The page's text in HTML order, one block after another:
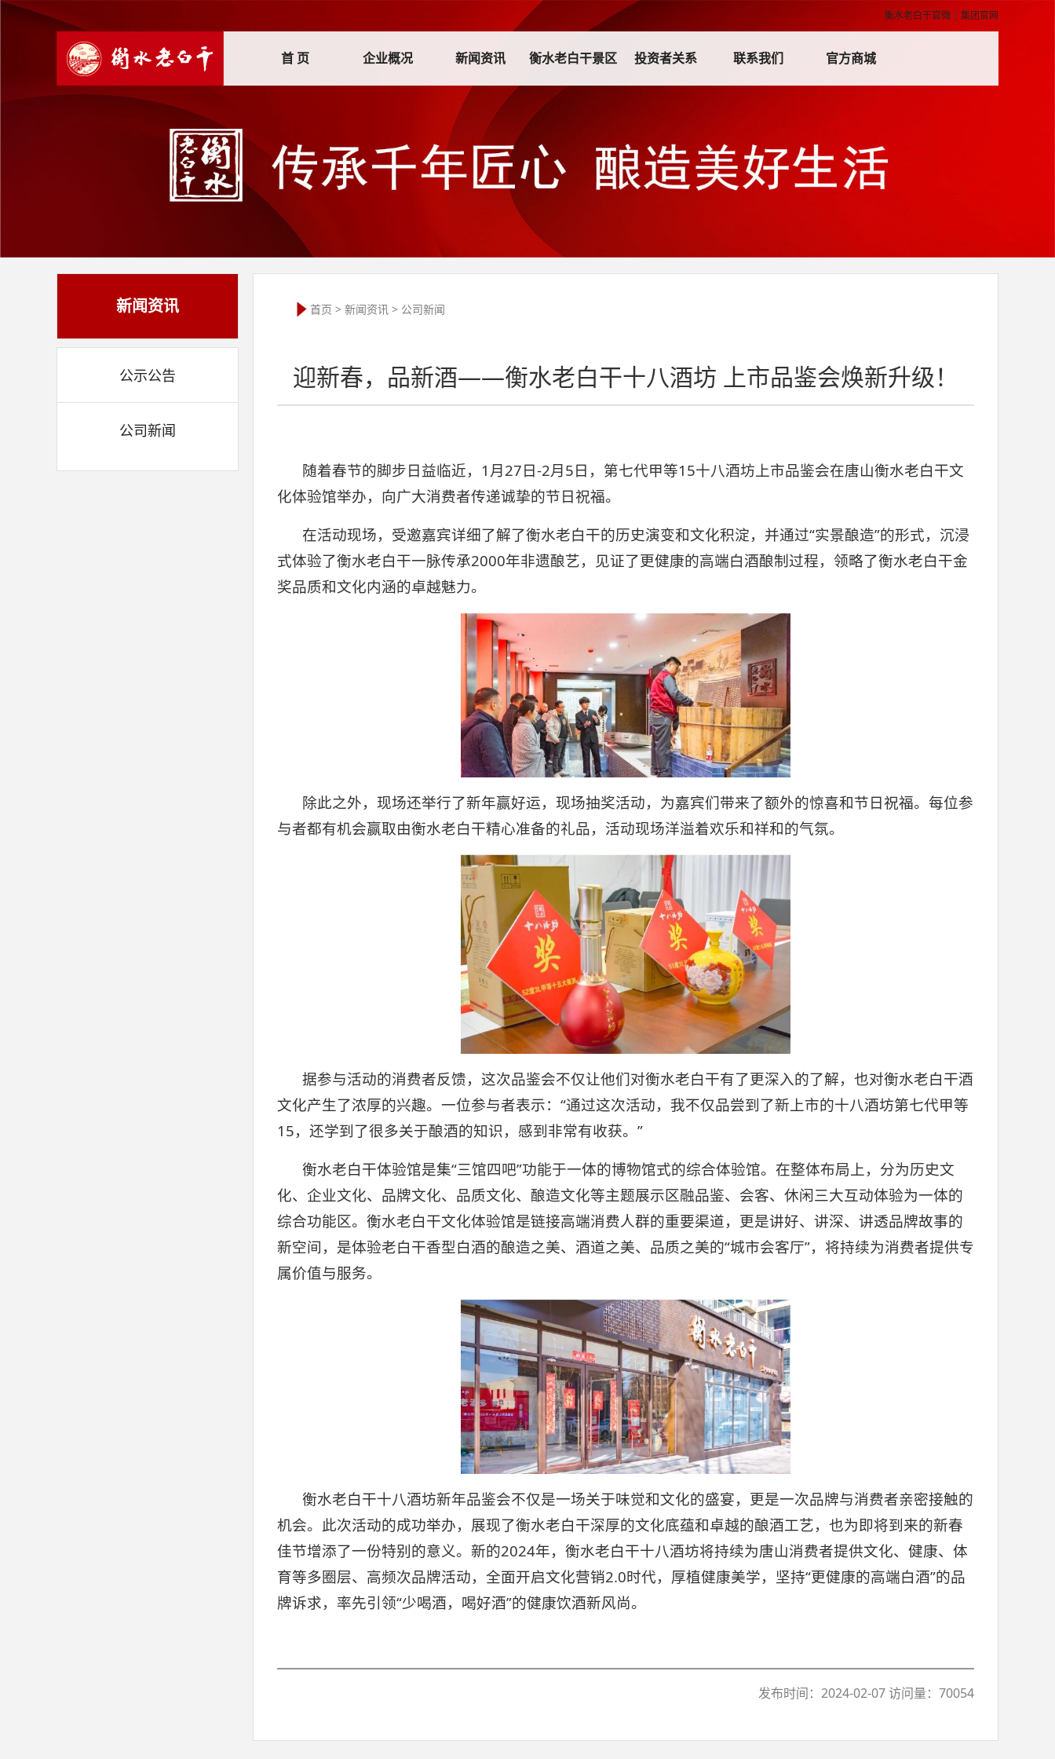
衡水老白干官微 | 集团官网
首 页 企业概况 新闻资讯 衡水老白干景区 投资者关系 联系我们 官方商城
新闻资讯
公示公告
公司新闻
首页 > 新闻资讯 > 公司新闻
迎新春，品新酒——衡水老白干十八酒坊 上市品鉴会焕新升级！
随着春节的脚步日益临近，1月27日-2月5日，第七代甲等15十八酒坊上市品鉴会在唐山衡水老白干文
化体验馆举办，向广大消费者传递诚挚的节日祝福。
在活动现场，受邀嘉宾详细了解了衡水老白干的历史演变和文化积淀，并通过“实景酿造”的形式，沉浸
式体验了衡水老白干一脉传承2000年非遗酿艺，见证了更健康的高端白酒酿制过程，领略了衡水老白干金
奖品质和文化内涵的卓越魅力。
除此之外，现场还举行了新年赢好运，现场抽奖活动，为嘉宾们带来了额外的惊喜和节日祝福。每位参
与者都有机会赢取由衡水老白干精心准备的礼品，活动现场洋溢着欢乐和祥和的气氛。
据参与活动的消费者反馈，这次品鉴会不仅让他们对衡水老白干有了更深入的了解，也对衡水老白干酒
文化产生了浓厚的兴趣。一位参与者表示：“通过这次活动，我不仅品尝到了新上市的十八酒坊第七代甲等
15，还学到了很多关于酿酒的知识，感到非常有收获。”
衡水老白干体验馆是集“三馆四吧”功能于一体的博物馆式的综合体验馆。在整体布局上，分为历史文
化、企业文化、品牌文化、品质文化、酿造文化等主题展示区融品鉴、会客、休闲三大互动体验为一体的
综合功能区。衡水老白干文化体验馆是链接高端消费人群的重要渠道，更是讲好、讲深、讲透品牌故事的
新空间，是体验老白干香型白酒的酿造之美、酒道之美、品质之美的“城市会客厅”，将持续为消费者提供专
属价值与服务。
衡水老白干十八酒坊新年品鉴会不仅是一场关于味觉和文化的盛宴，更是一次品牌与消费者亲密接触的
机会。此次活动的成功举办，展现了衡水老白干深厚的文化底蕴和卓越的酿酒工艺，也为即将到来的新春
佳节增添了一份特别的意义。新的2024年，衡水老白干十八酒坊将持续为唐山消费者提供文化、健康、体
育等多圈层、高频次品牌活动，全面开启文化营销2.0时代，厚植健康美学，坚持“更健康的高端白酒”的品
牌诉求，率先引领“少喝酒，喝好酒”的健康饮酒新风尚。
发布时间：2024-02-07 访问量：70054